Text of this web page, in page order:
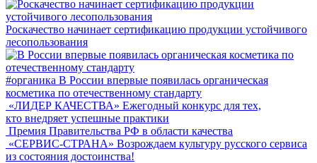
Роскачество начинает сертификацию продукции устойчивого
лесопользования
#органика В России впервые появилась органическая
косметика по отечественному стандарту
«ЛИДЕР КАЧЕСТВА» Ежегодный конкурс для тех,
кто внедряет успешные практики
Премия Правительства РФ в области качества
«СЕРВИС-СТРАНА» Возрождаем культуру русского сервиса
из состояния достоинства!